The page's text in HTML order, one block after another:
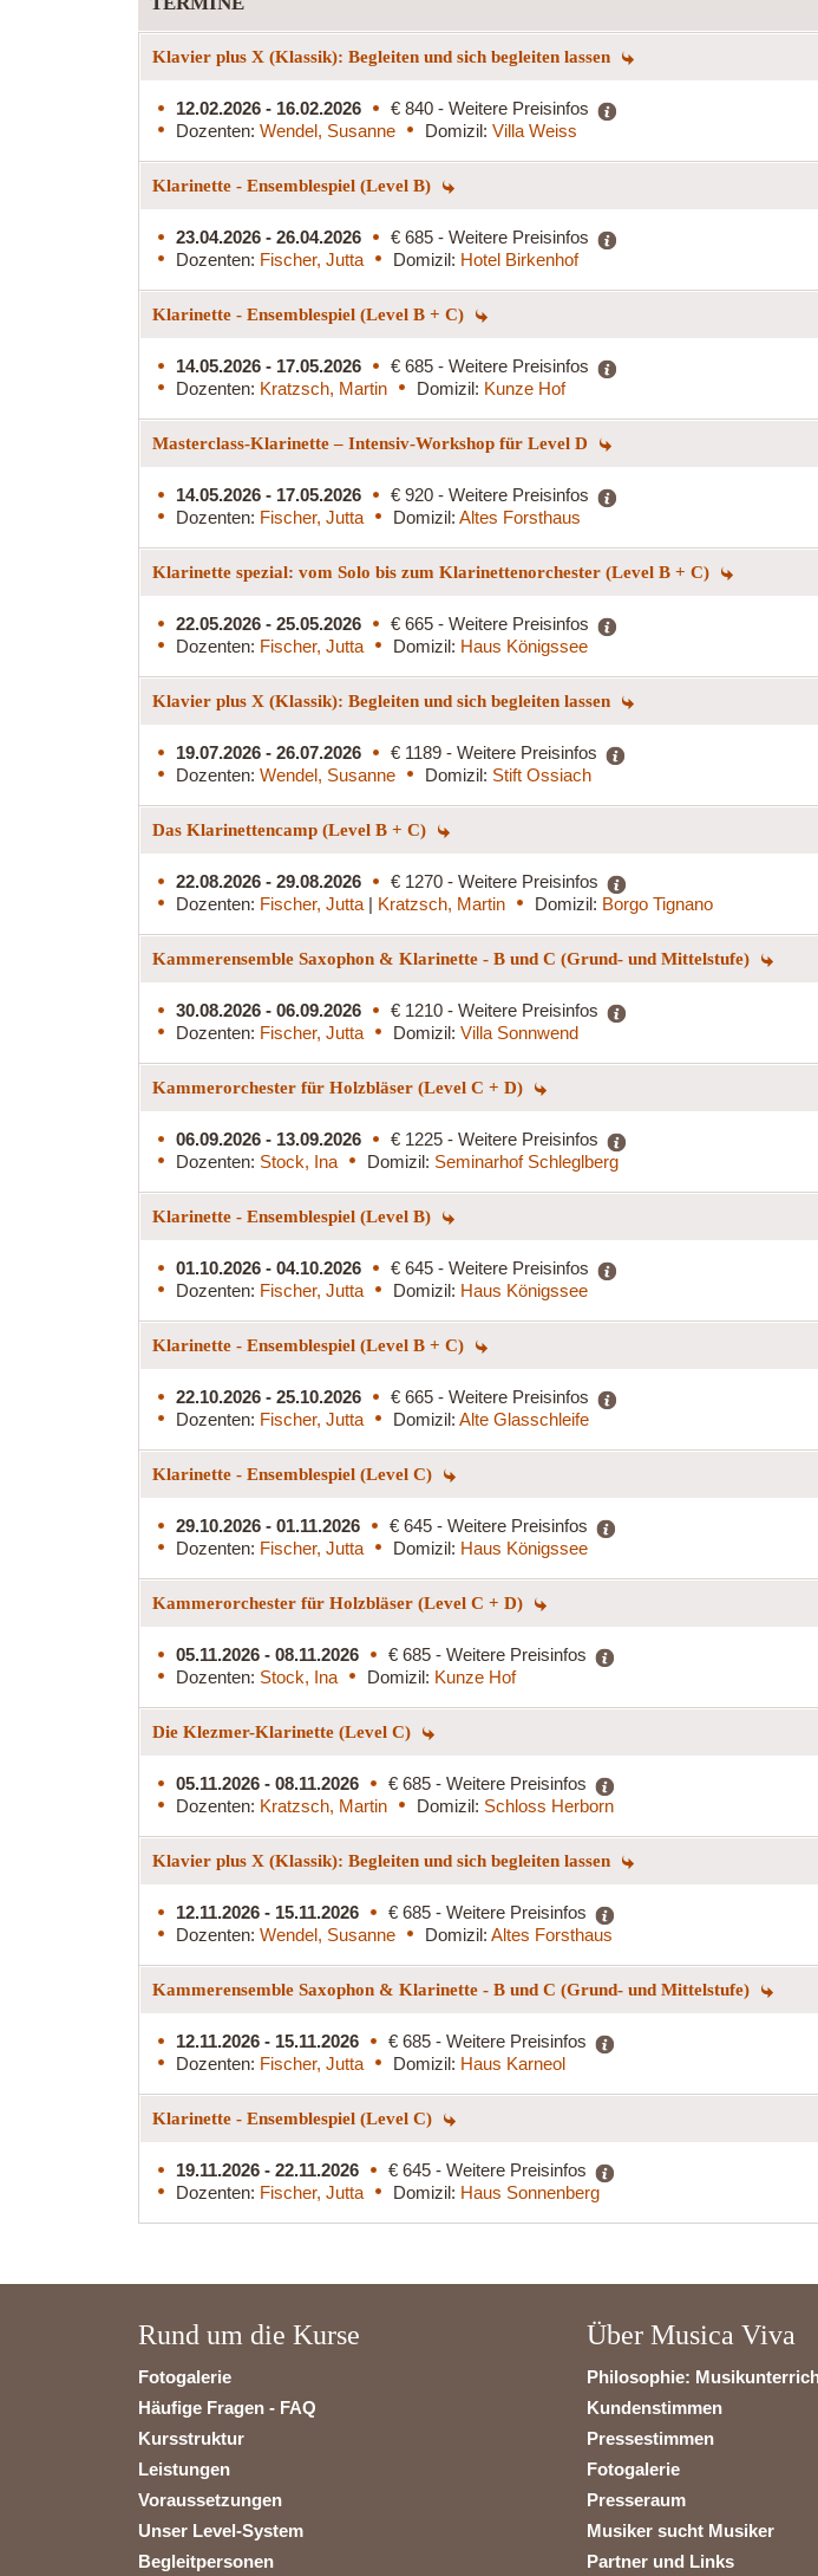
Klavier plus X (Klassik): Begleiten und sich begleiten lassen
12.02.2026 - 16.02.2026
€ 840 - Weitere Preisinfos
Dozenten: Wendel, Susanne Domizil: Villa Weiss
Klarinette - Ensemblespiel (Level B)
23.04.2026 - 26.04.2026
€ 685 - Weitere Preisinfos
Dozenten: Fischer, Jutta Domizil: Hotel Birkenhof
Klarinette - Ensemblespiel (Level B + C)
14.05.2026 - 17.05.2026
€ 685 - Weitere Preisinfos
Dozenten: Kratzsch, Martin Domizil: Kunze Hof
Masterclass-Klarinette – Intensiv-Workshop für Level D
14.05.2026 - 17.05.2026
€ 920 - Weitere Preisinfos
Dozenten: Fischer, Jutta Domizil: Altes Forsthaus
Klarinette spezial: vom Solo bis zum Klarinettenorchester (Level B + C)
22.05.2026 - 25.05.2026
€ 665 - Weitere Preisinfos
Dozenten: Fischer, Jutta Domizil: Haus Königssee
Klavier plus X (Klassik): Begleiten und sich begleiten lassen
19.07.2026 - 26.07.2026
€ 1189 - Weitere Preisinfos
Dozenten: Wendel, Susanne Domizil: Stift Ossiach
Das Klarinettencamp (Level B + C)
22.08.2026 - 29.08.2026
€ 1270 - Weitere Preisinfos
Dozenten: Fischer, Jutta | Kratzsch, Martin Domizil: Borgo Tignano
Kammerensemble Saxophon & Klarinette - B und C (Grund- und Mittelstufe)
30.08.2026 - 06.09.2026
€ 1210 - Weitere Preisinfos
Dozenten: Fischer, Jutta Domizil: Villa Sonnwend
Kammerorchester für Holzbläser (Level C + D)
06.09.2026 - 13.09.2026
€ 1225 - Weitere Preisinfos
Dozenten: Stock, Ina Domizil: Seminarhof Schleglberg
Klarinette - Ensemblespiel (Level B)
01.10.2026 - 04.10.2026
€ 645 - Weitere Preisinfos
Dozenten: Fischer, Jutta Domizil: Haus Königssee
Klarinette - Ensemblespiel (Level B + C)
22.10.2026 - 25.10.2026
€ 665 - Weitere Preisinfos
Dozenten: Fischer, Jutta Domizil: Alte Glasschleife
Klarinette - Ensemblespiel (Level C)
29.10.2026 - 01.11.2026
€ 645 - Weitere Preisinfos
Dozenten: Fischer, Jutta Domizil: Haus Königssee
Kammerorchester für Holzbläser (Level C + D)
05.11.2026 - 08.11.2026
€ 685 - Weitere Preisinfos
Dozenten: Stock, Ina Domizil: Kunze Hof
Die Klezmer-Klarinette (Level C)
05.11.2026 - 08.11.2026
€ 685 - Weitere Preisinfos
Dozenten: Kratzsch, Martin Domizil: Schloss Herborn
Klavier plus X (Klassik): Begleiten und sich begleiten lassen
12.11.2026 - 15.11.2026
€ 685 - Weitere Preisinfos
Dozenten: Wendel, Susanne Domizil: Altes Forsthaus
Kammerensemble Saxophon & Klarinette - B und C (Grund- und Mittelstufe)
12.11.2026 - 15.11.2026
€ 685 - Weitere Preisinfos
Dozenten: Fischer, Jutta Domizil: Haus Karneol
Klarinette - Ensemblespiel (Level C)
19.11.2026 - 22.11.2026
€ 645 - Weitere Preisinfos
Dozenten: Fischer, Jutta Domizil: Haus Sonnenberg
Rund um die Kurse
Fotogalerie
Häufige Fragen - FAQ
Kursstruktur
Leistungen
Voraussetzungen
Unser Level-System
Begleitpersonen
Über Musica Viva
Philosophie:
Kundenstimmen
Pressestimmen
Fotogalerie
Presseraum
Musiker sucht Musiker
Partner und Links